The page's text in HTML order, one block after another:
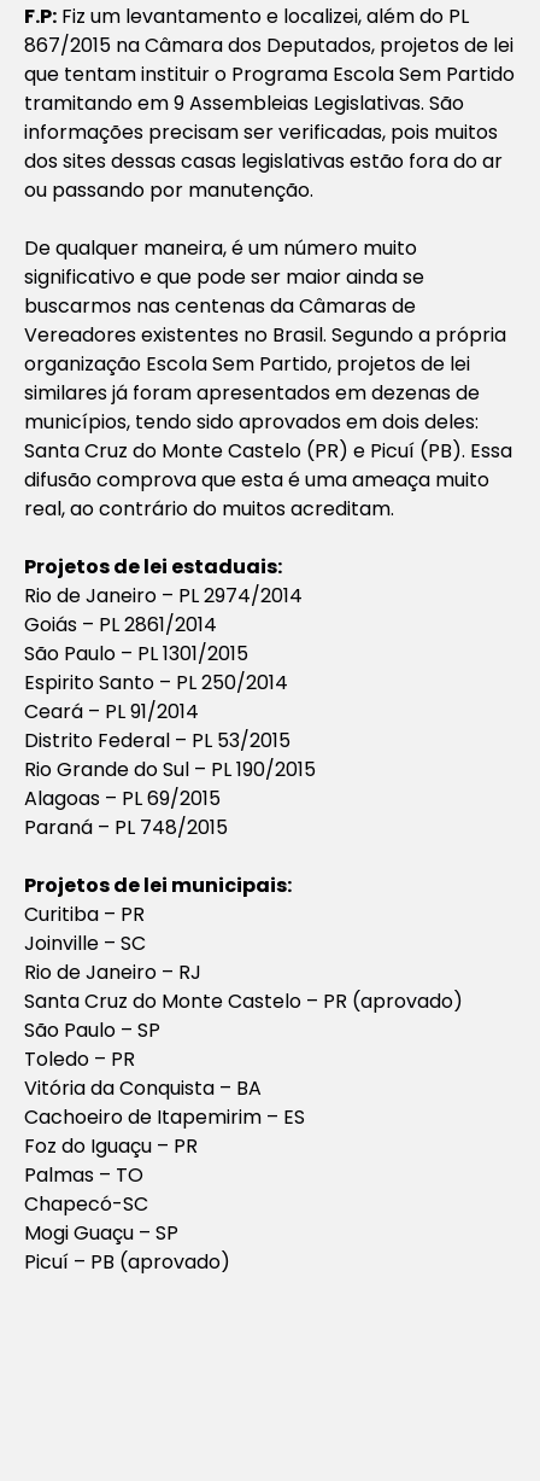
F.P: Fiz um levantamento e localizei, além do PL
867/2015 na Câmara dos Deputados, projetos de lei
que tentam instituir o Programa Escola Sem Partido
tramitando em 9 Assembleias Legislativas. São
informações precisam ser verificadas, pois muitos
dos sites dessas casas legislativas estão fora do ar
ou passando por manutenção.
De qualquer maneira, é um número muito
significativo e que pode ser maior ainda se
buscarmos nas centenas da Câmaras de
Vereadores existentes no Brasil. Segundo a própria
organização Escola Sem Partido, projetos de lei
similares já foram apresentados em dezenas de
municípios, tendo sido aprovados em dois deles:
Santa Cruz do Monte Castelo (PR) e Picuí (PB). Essa
difusão comprova que esta é uma ameaça muito
real, ao contrário do muitos acreditam.
Projetos de lei estaduais:
Rio de Janeiro – PL 2974/2014
Goiás – PL 2861/2014
São Paulo – PL 1301/2015
Espirito Santo – PL 250/2014
Ceará – PL 91/2014
Distrito Federal – PL 53/2015
Rio Grande do Sul – PL 190/2015
Alagoas – PL 69/2015
Paraná – PL 748/2015
Projetos de lei municipais:
Curitiba – PR
Joinville – SC
Rio de Janeiro – RJ
Santa Cruz do Monte Castelo – PR (aprovado)
São Paulo – SP
Toledo – PR
Vitória da Conquista – BA
Cachoeiro de Itapemirim – ES
Foz do Iguaçu – PR
Palmas – TO
Chapecó-SC
Mogi Guaçu – SP
Picuí – PB (aprovado)